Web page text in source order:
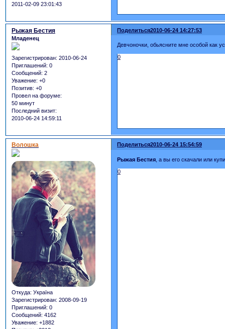
2011-02-09 23:01:43
Поделиться2010-06-24 14:27:53
Рыжая Бестия
Младенец
Зарегистрирован: 2010-06-24
Приглашений: 0
Сообщений: 2
Уважение: +0
Позитив: +0
Провел на форуме:
50 минут
Последний визит:
2010-06-24 14:59:11
Девчоночки, обьясните мне особой как
0
Поделиться2010-06-24 15:54:59
Волошка
Откуда: Україна
Зарегистрирован: 2008-09-19
Приглашений: 0
Сообщений: 4162
Уважение: +1882
Рыжая Бестия , а вы его скачали или
0